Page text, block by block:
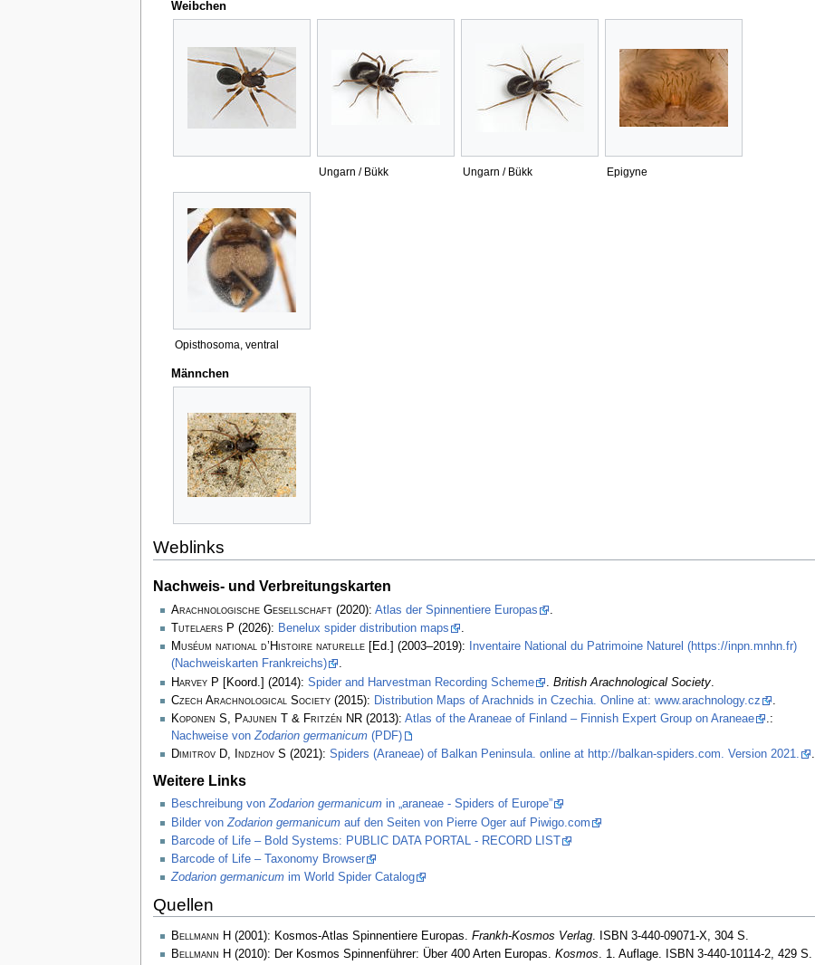
Weibchen
Ungarn / Bükk Ungarn / Bükk Epigyne
Opisthosoma, ventral
Männchen
Weblinks
Nachweis- und Verbreitungskarten
Arachnologische Gesellschaft(2020): Atlas der Spinnentiere Europas
Tutelaers P (2026): Benelux spider distribution maps
.
Muséum national d’Histoire naturelle[Ed.] (2003–2019):
Inventaire National du Patrimoine Naturel (https://inpn.mnhn.fr)
(Nachweiskarten Frankreichs)
.
Harvey P [Koord.] (2014): Spider and Harvestman Recording Scheme British Arachnological Society.
Czech Arachnological Society(2015): Distribution Maps of Arachnids in Czechia. Online at: www.arachnology.cz
.
Koponen S, Pajunen T & Fritzén NR(2013): Atlas of the Araneae of Finland – Finnish Expert Group on Araneae
.:
Nachweise vonZodarion germanicum(PDF)
Dimitrov D, Indzhov S (2021): Spiders (Araneae) of Balkan Peninsula. online at http://balkan-spiders.com. Version 2021. .
Weitere Links
Beschreibung vonZodarion germanicumin „araneae - Spiders of Europe”
Bilder von Zodarion germanicumauf den Seiten von Pierre Oger auf Piwigo.com
Barcode of Life – Bold Systems: PUBLIC DATA PORTAL - RECORD LIST
Barcode of Life – Taxonomy Browser
Zodarion germanicumim World Spider Catalog
Quellen
Bellmann H (2001): Kosmos-Atlas Spinnentiere Europas. Frankh-Kosmos Verlag. ISBN 3-440-09071-X, 304 S.
Bellmann H (2010): Der Kosmos Spinnenführer: Über 400 Arten Europas. Kosmos. 1. Auflage. ISBN 3-440-10114-2, 429 S.